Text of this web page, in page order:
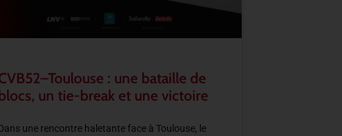
: une bataille de
un tie-break et une victoire
une rencontre haletante face à Toulouse, le